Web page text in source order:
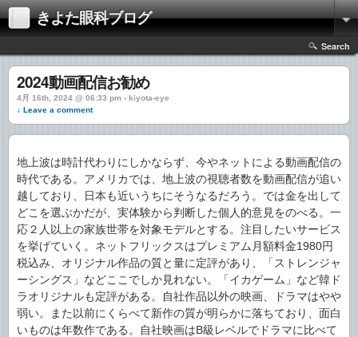
きよた眼科ブログ
Search
2024動画配信お勧め
4月 16th, 2024 @ 06:33 pm › kiyota-eye
↓ Leave a comment
地上波は時計代わりにしかならず、今やネットによる動画配信の
時代である。アメリカでは、地上波の視聴者数を動画配信が追い
越しており、日本も近いうちにそうなるだろう。では金を出して
どこを選ぶかだが、実体験から判断した個人的意見をのべる。一
応２人以上の家族世帯を対象モデルとする。注目したいサービス
を挙げていく。ネットフリックスはプレミアム月額料金1980円
税込み、オリジナル作品の質と量に定評があり、「ストレンジャ
ーシングス」などここでしか見れない。「イカゲーム」など韓ド
ラオリジナルも定評がある。自社作品以外の映画、ドラマはやや
弱い。また以前にくらべて新作の質が明らかに落ちており、面白
いものは年数作である。自社映画はB級レベルでドラマに比べて